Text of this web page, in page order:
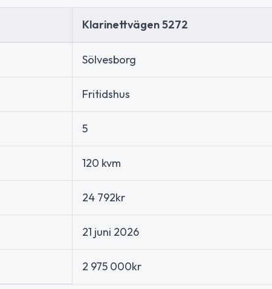
Klarinettvägen 5272
Sölvesborg
Fritidshus
5
120 kvm
24 792kr
21 juni 2026
2 975 000kr